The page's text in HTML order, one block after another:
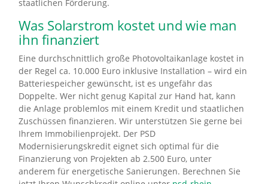
staatlichen Förderung.
Was Solarstrom kostet und wie man
ihn finanziert
Eine durchschnittlich große Photovoltaikanlage kostet in
der Regel ca. 10.000 Euro inklusive Installation – wird ein
Batteriespeicher gewünscht, ist es ungefähr das
Doppelte. Wer nicht genug Kapital zur Hand hat, kann
die Anlage problemlos mit einem Kredit und staatlichen
Zuschüssen finanzieren. Wir unterstützen Sie gerne bei
Ihrem Immobilienprojekt. Der PSD
Modernisierungskredit eignet sich optimal für die
Finanzierung von Projekten ab 2.500 Euro, unter
anderem für energetische Sanierungen. Berechnen Sie